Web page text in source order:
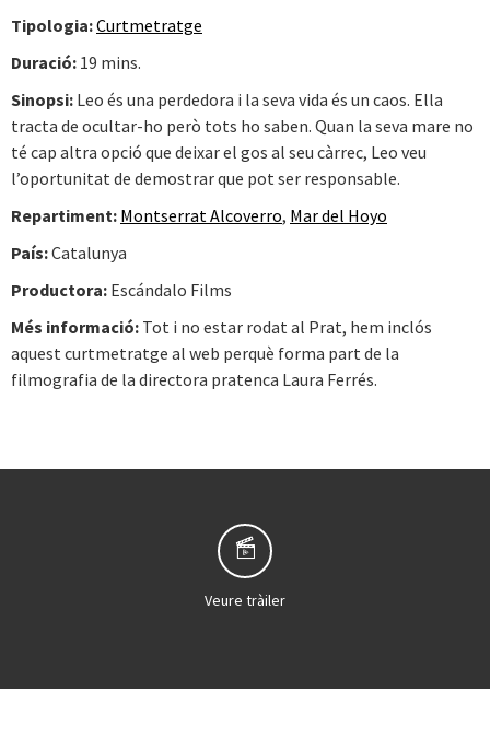
Tipologia:Curtmetratge
Duració: 19 mins.
Sinopsi: Leo és una perdedora i la seva vida és un caos. Ella
tracta de ocultar-ho però tots ho saben. Quan la seva mare no
té cap altra opció que deixar el gos al seu càrrec, Leo veu
l’oportunitat de demostrar que pot ser responsable.
Repartiment: Montserrat Alcoverro, Mar del Hoyo
País:Catalunya
Productora: Escándalo Films
Més informació: Tot i no estar rodat al Prat, hem inclós
aquest curtmetratge al web perquè forma part de la
filmografia de la directora pratenca Laura Ferrés.
Veure tràiler